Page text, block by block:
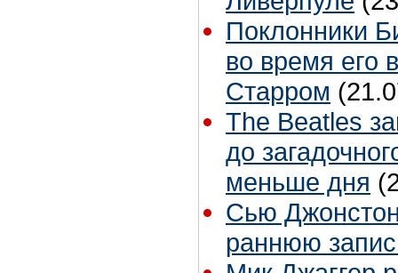
Поклонники
во время его
Старром
The Beatles
до
меньше дня
Сью
раннюю